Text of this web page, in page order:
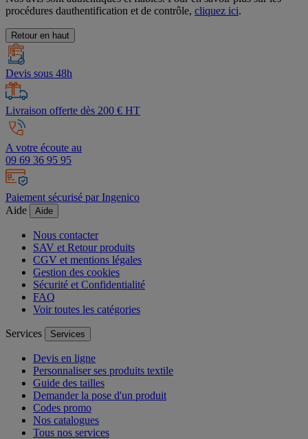
procédures dauthentification et de contrôle, cliquez ici.
Retour en haut
Devis sous 48h
Livraison offerte dès 200 € HT
A votre écoute au
09 69 36 95 95
Paiement sécurisé par Ingenico
Aide
Aide
Nous contacter
SAV et Retour produits
CGV et mentions légales
Gestion des cookies
Sécurité et Confidentialité
FAQ
Voir toutes les catégories
Services Services
Devis en ligne
Personnaliser ses produits textile
Guide des tailles
Demander la pose d'un produit
Codes promo
Nos catalogues
Tous nos services